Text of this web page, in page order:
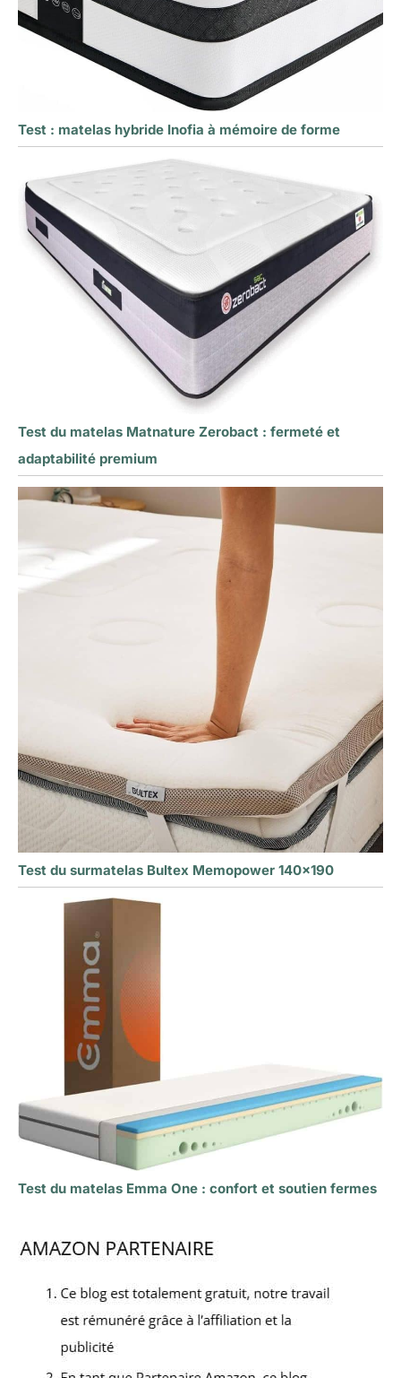
Test : matelas hybride Inofia à mémoire de forme
Test du matelas Matnature Zerobact : fermeté et
adaptabilité premium
Test du surmatelas Bultex Memopower 140×190
Test du matelas Emma One : confort et soutien fermes